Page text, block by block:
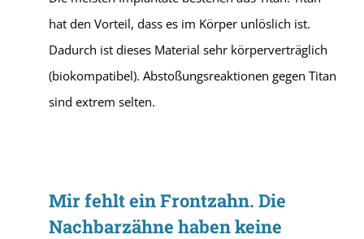
hat den Vorteil, dass es im Körper unlöslich ist.
Dadurch ist dieses Material sehr körperverträglich
(biokompatibel). Abstoßungsreaktionen gegen Titan
sind extrem selten.
Mir fehlt ein Frontzahn. Die
Nachbarzähne haben keine